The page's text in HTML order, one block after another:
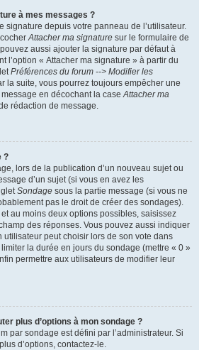
à mes messages ?
signature depuis votre panneau de l’utilisateur.
cocherAttacher ma signature sur le formulaire de
aussi ajouter la signature par défaut à
l’option « Attacher ma signature » à partir du
Préférences du forum --> Modifier les
la suite, vous pourrez toujours empêcher une
en décochant la caseAttacher ma
rédaction de message.
?
lors de la publication d’un nouveau sujet ou
d’un sujet (si vous en avez les
Sondage sous la partie message (si vous ne
pas le droit de créer des sondages).
au moins deux options possibles, saisissez
des réponses. Vous pouvez aussi indiquer
utilisateur peut choisir lors de son vote dans
la durée en jours du sondage (mettre « 0 »
permettre aux utilisateurs de modifier leur
plus d’options à mon sondage ?
par sondage est défini par l’administrateur. Si
d’options, contactez-le.